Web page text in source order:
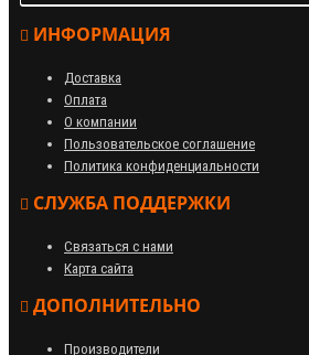
ИНФОРМАЦИЯ
Доставка
Оплата
О компании
Пользовательское соглашение
Политика конфиденциальности
СЛУЖБА ПОДДЕРЖКИ
Связаться с нами
Карта сайта
ДОПОЛНИТЕЛЬНО
Производители